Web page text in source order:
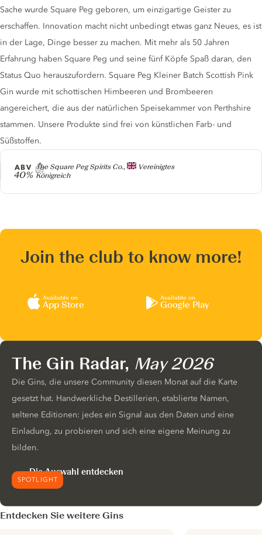
Producer
The Square Peg Spirits Co.,
Vereinigtes
Königreich
ABV
40%
Sache wurde Square Peg geboren, um einzigartige Geister zu
erschaffen. Innovation macht nicht unbedingt etwas ganz Neues, es ist
in der Lage, Dinge besser zu machen. Mit mehr als 50 Jahren
Erfahrung haben Square Peg und seine fünf Köpfe Spaß daran, den
Status Quo herauszufordern. Square Peg Kleiner Batch Scottish Pink
Gin wurde mit schottischen Himbeeren und Brombeeren
angereichert, die aus der natürlichen Speisekammer von Perthshire
stammen. Unsere Produkte sind frei von künstlichen Farb- und
Süßstoffen.
Join the club to know more!
Available on
App Store
Available on
Google Play
SPOTLIGHT
The Gin Radar, May 2026
Die Gins, die unsere Community diesen Monat auf die Karte
gesetzt hat. Handwerkliche Destillerien, etablierte Namen,
seltene Editionen: jedes ein Signal aus den Daten und eine
Einladung, zu probieren und sich eine eigene Meinung zu
bilden.
Die Auswahl entdecken
Entdecken Sie weitere Gins